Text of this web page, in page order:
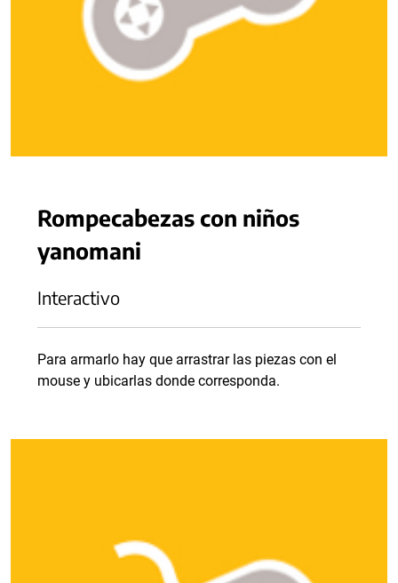
Rompecabezas con niños
yanomani
Interactivo
Para armarlo hay que arrastrar las piezas con el
mouse y ubicarlas donde corresponda.